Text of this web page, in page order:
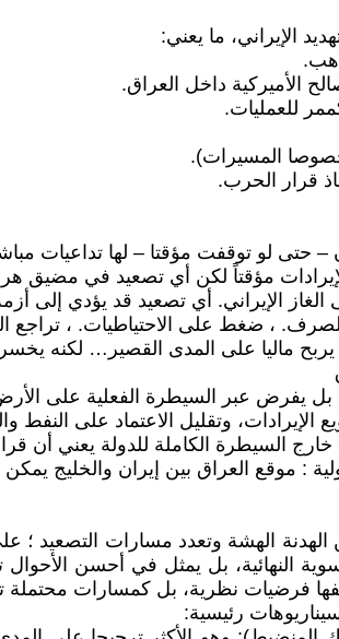
الإيراني، ما يعني:
يربح ماليا على المدى القصير… لكنه
الهشة وتعدد مسارات التصعيد ؛
النهائية، بل يمثل في أحسن الأحوال
فرضيات نظرية، بل كمسارات محتملة
رئيسية: